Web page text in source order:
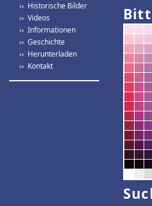
›› Historische Bilder
›› Videos
›› Informationen
›› Geschichte
›› Herunterladen
›› Kontakt